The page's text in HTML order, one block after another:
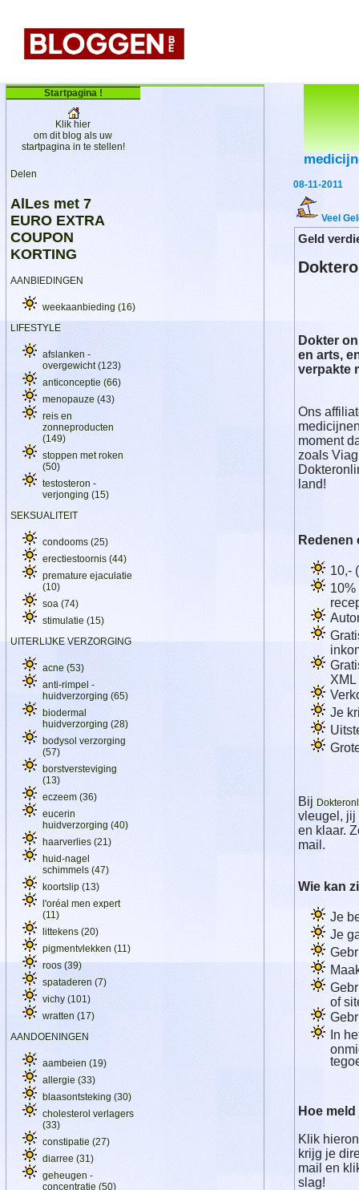
Startpagina !
Klik hier
om dit blog als uw
startpagina in te stellen!
Delen
AlLes met 7
EURO EXTRA
COUPON
KORTING
AANBIEDINGEN
weekaanbieding (16)
LIFESTYLE
afslanken -
overgewicht(123)
anticonceptie (66)
menopauze (43)
reis en
zonneproducten
(149)
stoppen met roken
(50)
testosteron -
verjonging (15)
SEKSUALITEIT
condooms (25)
erectiestoornis (44)
premature ejaculatie
(10)
soa (74)
stimulatie (15)
UITERLIJKE VERZORGING
acne (53)
anti-rimpel -
huidverzorging (65)
biodermal
huidverzorging (28)
bodysol verzorging
(57)
borstversteviging
(13)
eczeem (36)
eucerin
huidverzorging (40)
haarverlies (21)
huid-nagel
schimmels (47)
koortslip (13)
l'oréal men expert
(11)
littekens (20)
pigmentvlekken (11)
roos(39)
spataderen (7)
vichy (101)
wratten (17)
AANDOENINGEN
aambeien (19)
allergie (33)
blaasontsteking (30)
cholesterol verlagers
(33)
constipatie (27)
diarree (31)
geheugen -
concentratie (50)
08-11-2011
Veel
Geld
Dokter
en arts,
verpakte
Ons
moment
zoals
land!
Redenen
10,-
XML
Je
Bij
vleugel, jij
en klaar.
mail.
Wie kan
Je
Je
of
In
Hoe
Klik
krijg je
mail en
slag!